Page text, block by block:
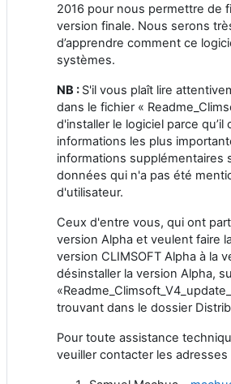
2016 pour nous permettre de
version finale. Nous serons
d’apprendre comment ce
systèmes.
NB : S'il vous plaît lire
dans le fichier «
d'installer le logiciel parce qu’il
informations les plus
informations supplémentaires
données qui n'a pas été
d'utilisateur.
Ceux d'entre vous, qui ont
version Alpha et veulent faire
version CLIMSOFT Alpha à la
désinstaller la version Alpha,
trouvant dans le dossier
Pour toute assistance
veuiller contacter les